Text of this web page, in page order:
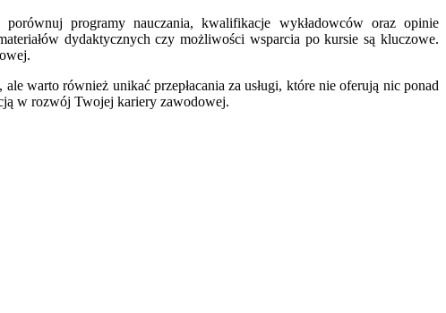
programy nauczania, kwalifikacje wykładowców oraz opinie
dydaktycznych czy możliwości wsparcia po kursie są kluczowe.
warto również unikać przepłacania za usługi, które nie oferują nic ponad
w rozwój Twojej kariery zawodowej.